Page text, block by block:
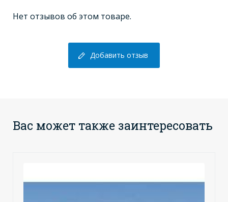
Нет отзывов об этом товаре.
Добавить отзыв
Вас может также заинтересовать